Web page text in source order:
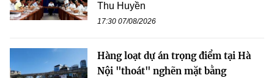
Thu Huyền
17:30 07/08/2026
Hàng loạt dự án trọng điểm tại Hà
Nội "thoát" nghẽn mặt bằng